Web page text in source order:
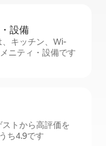
設⁠備
キッチン、Wi-
ニティ・設備です
トから高評価を
ち4.9です